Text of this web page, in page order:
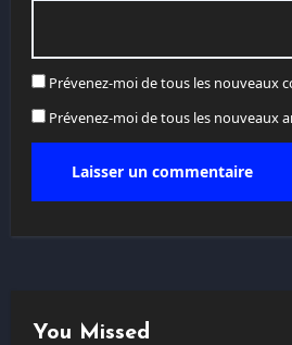
Prévenez-moi de tous les nouveaux
Prévenez-moi de tous les nouveaux
You Missed